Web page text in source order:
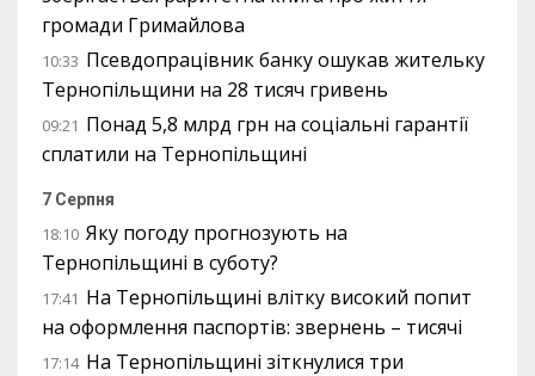
громади Гримайлова
10:33 Псевдопрацівник банку ошукав жительку
Тернопільщини на 28 тисяч гривень
09:21 Понад 5,8 млрд грн на соціальні гарантії
сплатили на Тернопільщині
7 Серпня
18:10 Яку погоду прогнозують на
Тернопільщині в суботу?
17:41 На Тернопільщині влітку високий попит
на оформлення паспортів: звернень – тисячі
17:14 На Тернопільщині зіткнулися три